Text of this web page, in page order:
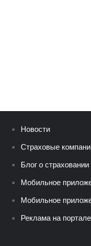
Новости
Страховые
Блог о страховании
Мобильное
Мобильное
Реклама на портале